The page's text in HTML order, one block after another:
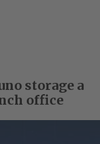
storage a
office